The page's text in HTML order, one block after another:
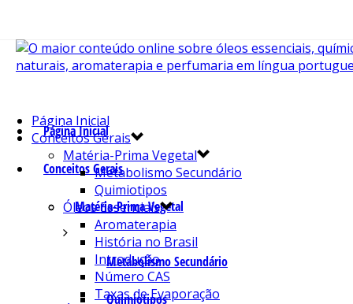
Página Inicial
Conceitos Gerais
Matéria-Prima Vegetal
Metabolismo Secundário
Quimiotipos
Página Inicial
Conceitos Gerais
Matéria-Prima Vegetal
Metabolismo Secundário
Quimiotipos
Óleos Essenciais
Aromaterapia
História no Brasil
Introdução
Número CAS
Taxas de Evaporação